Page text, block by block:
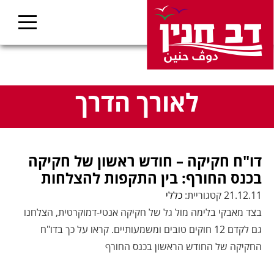
לאורך הדרך
דו"ח חקיקה – חודש ראשון של חקיקה
בכנס החורף: בין התקפות להצלחות
21.12.11 קטגוריית:
כללי
בצד מאבקי בלימה מול גל של חקיקה אנטי-דמוקרטית, הצלחנו
גם לקדם 12 חוקים טובים ומשמעותיים. קראו על כך בדו"ח
החקיקה של החודש הראשון בכנס החורף